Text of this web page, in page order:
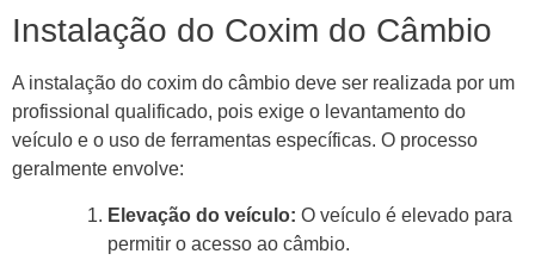
Instalação do Coxim do Câmbio
A instalação do coxim do câmbio deve ser realizada por um
profissional qualificado, pois exige o levantamento do
veículo e o uso de ferramentas específicas. O processo
geralmente envolve:
Elevação do veículo: O veículo é elevado para
permitir o acesso ao câmbio.